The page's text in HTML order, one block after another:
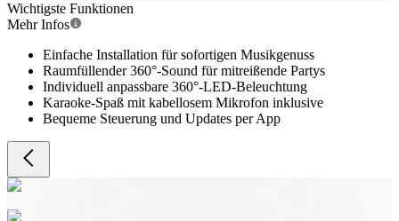
Wichtigste Funktionen
Mehr Infos
Einfache Installation für sofortigen Musikgenuss
Raumfüllender 360°-Sound für mitreißende Partys
Individuell anpassbare 360°-LED-Beleuchtung
Karaoke-Spaß mit kabellosem Mikrofon inklusive
Bequeme Steuerung und Updates per App